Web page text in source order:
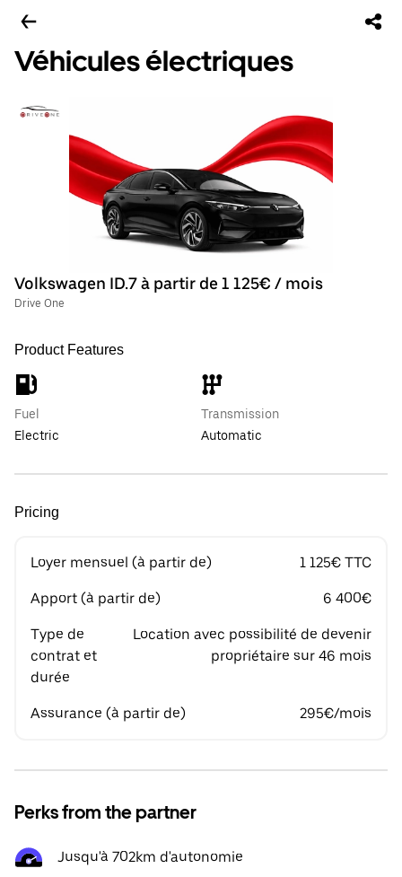
Véhicules électriques
Volkswagen ID.7 à partir de 1 125€ / mois
Drive One
Product Features
Fuel
Electric
Transmission
Automatic
Pricing
Loyer mensuel (à partir de) 1 125€ TTC
Apport (à partir de) 6 400€
Type de
contrat et
durée
Location avec possibilité de devenir
propriétaire sur 46 mois
Assurance (à partir de) 295€/mois
Perks from the partner
Jusqu'à 702km d'autonomie